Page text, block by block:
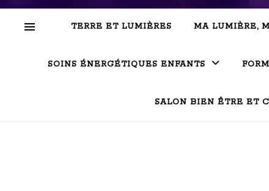
TERRE ET LUMIÈRES MA LUMIÈRE,
SOINS ÉNERGÉTIQUES ENFANTS
SALON BIEN ÊTRE ET